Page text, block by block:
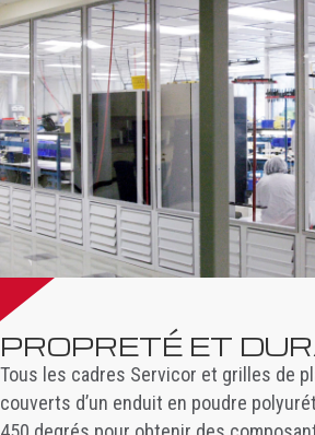
PROPRETÉ ET
Tous les cadres Servicor et grilles de
couverts d’un enduit en poudre